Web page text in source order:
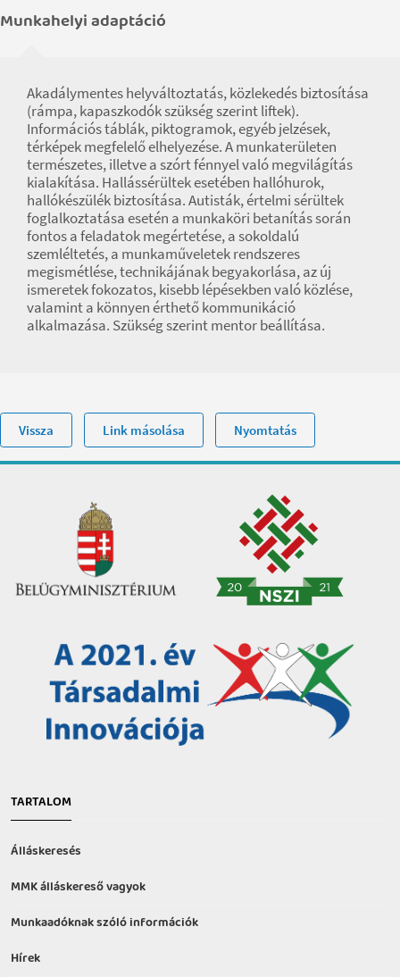
Munkahelyi adaptáció
Akadálymentes helyváltoztatás, közlekedés biztosítása
(rámpa, kapaszkodók szükség szerint liftek).
Információs táblák, piktogramok, egyéb jelzések,
térképek megfelelő elhelyezése. A munkaterületen
természetes, illetve a szórt fénnyel való megvilágítás
kialakítása. Hallássérültek esetében hallóhurok,
hallókészülék biztosítása. Autisták, értelmi sérültek
foglalkoztatása esetén a munkaköri betanítás során
fontos a feladatok megértetése, a sokoldalú
szemléltetés, a munkaműveletek rendszeres
megismétlése, technikájának begyakorlása, az új
ismeretek fokozatos, kisebb lépésekben való közlése,
valamint a könnyen érthető kommunikáció
alkalmazása. Szükség szerint mentor beállítása.
Vissza Link másolása Nyomtatás
TARTALOM
Álláskeresés
MMK álláskereső vagyok
Munkaadóknak szóló információk
Hírek